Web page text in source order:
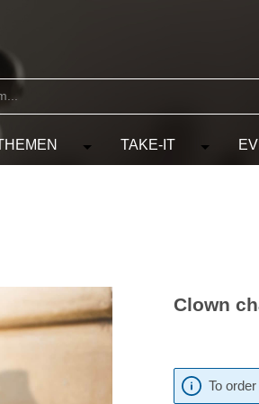
the category KÜNSTLER
close the dropdown menu from the
Open or close the
TAKE-IT Open or
Clown
To